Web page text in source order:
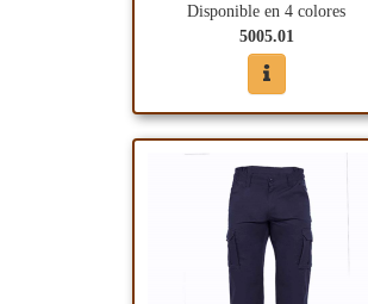
Disponible en 4 colores
5005.01